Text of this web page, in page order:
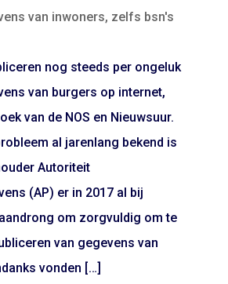
van inwoners, zelfs bsn's
nog steeds per ongeluk
van burgers op internet,
van de NOS en Nieuwsuur.
al jarenlang bekend is
Autoriteit
(AP) er in 2017 al bij
om zorgvuldig om te
van gegevens van
vonden […]